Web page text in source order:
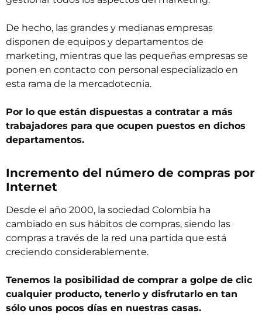
De hecho, las grandes y medianas empresas
disponen de equipos y departamentos de
marketing, mientras que las pequeñas empresas se
ponen en contacto con personal especializado en
esta rama de la mercadotecnia.
Por lo que están dispuestas a contratar a más
trabajadores para que ocupen puestos en dichos
departamentos.
Incremento del número de compras por
Internet
Desde el año 2000, la sociedad Colombia ha
cambiado en sus hábitos de compras, siendo las
compras a través de la red una partida que está
creciendo considerablemente.
Tenemos la posibilidad de comprar a golpe de clic
cualquier producto, tenerlo y disfrutarlo en tan
sólo unos pocos días en nuestras casas.